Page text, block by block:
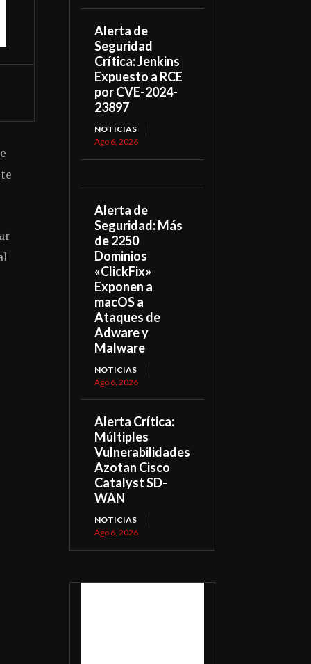
Alerta de
Seguridad
Crítica: Jenkins
Expuesto a RCE
por CVE-2024-
23897
NOTICIAS
Ago 6, 2026
Alerta de
Seguridad: Más
de 2250
Dominios
«ClickFix»
Exponen a
macOS a
Ataques de
Adware y
Malware
NOTICIAS
Ago 6, 2026
Alerta Crítica:
Múltiples
Vulnerabilidades
Azotan Cisco
Catalyst SD-
WAN
NOTICIAS
Ago 6, 2026